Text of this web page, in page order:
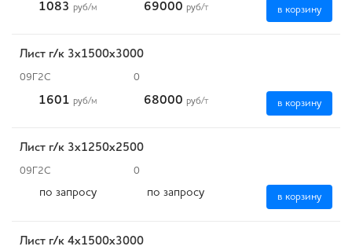
1083 руб/м 69000 руб/т в корзину
Лист г/к 3х1500х3000
09Г2С 0
1601 руб/м 68000 руб/т в корзину
Лист г/к 3x1250х2500
09Г2С 0
по запросу по запросу в корзину
Лист г/к 4x1500х3000